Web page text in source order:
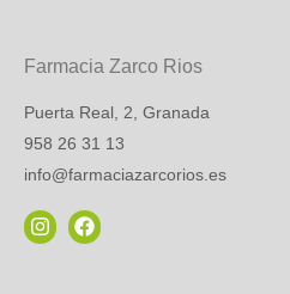
Farmacia Zarco Rios
Puerta Real, 2, Granada
958 26 31 13
info@farmaciazarcorios.es